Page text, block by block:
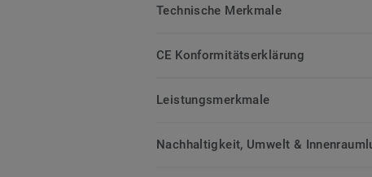
Technische Merkmale
CE Konformitätserklärung
Leistungsmerkmale
Nachhaltigkeit, Umwelt &